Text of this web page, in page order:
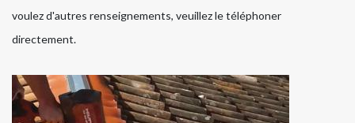
voulez d'autres renseignements, veuillez le téléphoner
directement.